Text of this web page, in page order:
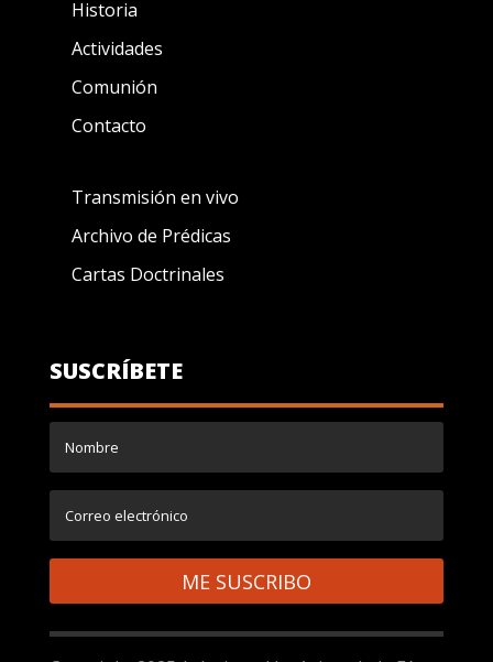
Historia
Actividades
Comunión
Contacto
Transmisión en vivo
Archivo de Prédicas
Cartas Doctrinales
SUSCRÍBETE
ME SUSCRIBO